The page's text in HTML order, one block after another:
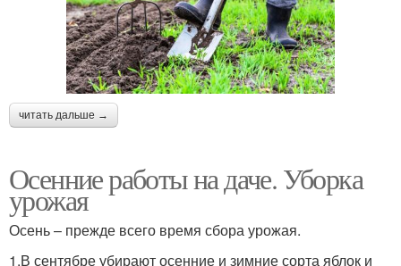
читать дальше →
Осенние работы на даче. Уборка
урожая
Осень – прежде всего время сбора урожая.
1.В сентябре убирают осенние и зимние сорта яблок и